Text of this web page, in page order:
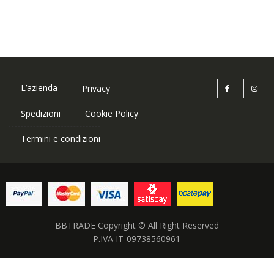
L’azienda Privacy
Spedizioni Cookie Policy
Termini e condizioni
BBTRADE Copyright © All Right Reserved
P.IVA IT-09738560961